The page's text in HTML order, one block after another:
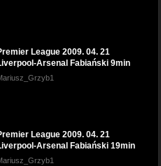
League 2009. 04. 21
Arsenal Fabiański 9min
League 2009. 04. 21
Arsenal Fabiański 19min